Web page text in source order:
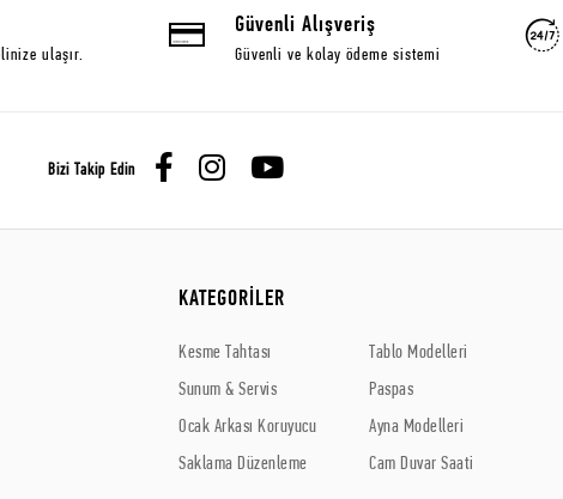
ulaşır.
Güvenli Alışveriş
Güvenli ve kolay ödeme sistemi
Bizi Takip Edin
KATEGORİLER
Kesme Tahtası
Sunum & Servis
Ocak Arkası Koruyucu
Saklama Düzenleme
Tablo Modelleri
Paspas
Ayna Modelleri
Cam Duvar Saati